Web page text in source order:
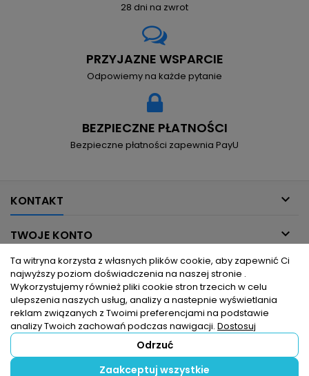
28 dni na zwrot
PRZYJAZNE WSPARCIE
Odpowiemy na każde pytanie
BEZPIECZNE PŁATNOŚCI
Bezpieczne płatności zapewnia PayU
KONTAKT 
TWOJE KONTO 
INFORMACJE DLA CIEBIE 
PRODUKTY
© Copyright 2026 hurtownia elektryczna dlaelektrykow.pl. Wszelkie
Ta witryna korzysta z własnych plików cookie, aby zapewnić Ci
najwyższy poziom doświadczenia na naszej stronie .
Wykorzystujemy również pliki cookie stron trzecich w celu
ulepszenia naszych usług, analizy a nastepnie wyświetlania
reklam związanych z Twoimi preferencjami na podstawie
analizy Twoich zachowań podczas nawigacji. Dostosuj
Odrzuć
Zaakceptuj wszystkie